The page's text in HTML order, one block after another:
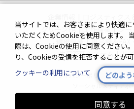
クリーンFA | 工作機械 | シー
繊維機械 | 複合機＆FAX
生産管理システム | サ
プライバシーポリシー | この
ソーシャルメディアポ
Innovation. Mark the
当サイトでは、お客さまにより快適
いただくためCookieを使用します。
際は、Cookieの使用に同意ください
り、Cookieの受信を拒否することが可
クッキーの利用について
同意する
どのよ